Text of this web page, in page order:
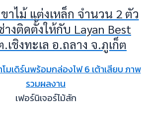
าไม้ แต่งเหล็ก จำนวน 2 ตัว
งติดตั้งให้กับ Layan Best
.เชิงทะเล อ.ถลาง จ.ภูเก็ต
เฟอร์นิเจอร์ไม้สัก